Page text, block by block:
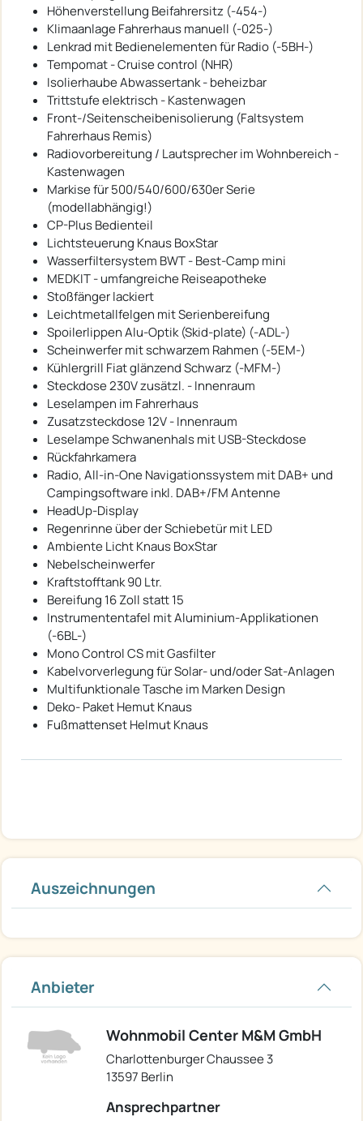
Höhenverstellung Beifahrersitz (-454-)
Klimaanlage Fahrerhaus manuell (-025-)
Lenkrad mit Bedienelementen für Radio (-5BH-)
Tempomat - Cruise control (NHR)
Isolierhaube Abwassertank - beheizbar
Trittstufe elektrisch - Kastenwagen
Front-/Seitenscheibenisolierung (Faltsystem
Fahrerhaus Remis)
Radiovorbereitung / Lautsprecher im Wohnbereich -
Kastenwagen
Markise für 500/540/600/630er Serie
(modellabhängig!)
CP-Plus Bedienteil
Lichtsteuerung Knaus BoxStar
Wasserfiltersystem BWT - Best-Camp mini
MEDKIT - umfangreiche Reiseapotheke
Stoßfänger lackiert
Leichtmetallfelgen mit Serienbereifung
Spoilerlippen Alu-Optik (Skid-plate) (-ADL-)
Scheinwerfer mit schwarzem Rahmen (-5EM-)
Kühlergrill Fiat glänzend Schwarz (-MFM-)
Steckdose 230V zusätzl. - Innenraum
Leselampen im Fahrerhaus
Zusatzsteckdose 12V - Innenraum
Leselampe Schwanenhals mit USB-Steckdose
Rückfahrkamera
Radio, All-in-One Navigationssystem mit DAB+ und
Campingsoftware inkl. DAB+/FM Antenne
HeadUp-Display
Regenrinne über der Schiebetür mit LED
Ambiente Licht Knaus BoxStar
Nebelscheinwerfer
Kraftstofftank 90 Ltr.
Bereifung 16 Zoll statt 15
Instrumententafel mit Aluminium-Applikationen
(-6BL-)
Mono Control CS mit Gasfilter
Kabelvorverlegung für Solar- und/oder Sat-Anlagen
Multifunktionale Tasche im Marken Design
Deko- Paket Hemut Knaus
Fußmattenset Helmut Knaus
Auszeichnungen
Anbieter
Wohnmobil Center M&M GmbH
Charlottenburger Chaussee 3
13597 Berlin
Ansprechpartner